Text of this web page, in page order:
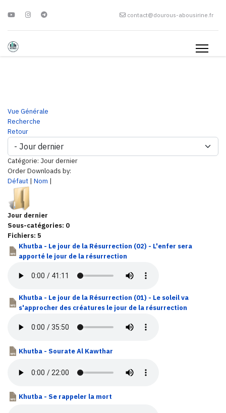
contact@dourous-abousirine.fr
Vue Générale
Recherche
Retour
Catégorie: Jour dernier
Order Downloads by:
Défaut | Nom |
Jour dernier
Sous-catégories: 0
Fichiers: 5
Khutba - Le jour de la Résurrection (02) - L'enfer sera
apporté le jour de la résurrection
Khutba - Le jour de la Résurrection (01) - Le soleil va
s'approcher des créatures le jour de la résurrection
Khutba - Sourate Al Kawthar
Khutba - Se rappeler la mort